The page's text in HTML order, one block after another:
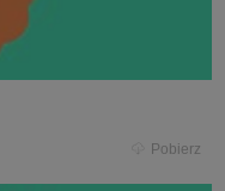
Pobierz